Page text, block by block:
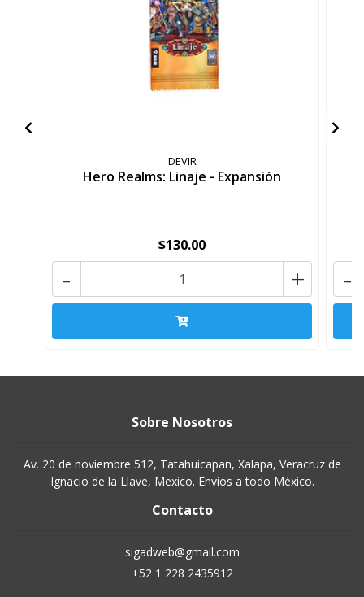
DEVIR
Hero Realms: Linaje - Expansión
$130.00
+
- -
Sobre Nosotros
Av. 20 de noviembre 512, Tatahuicapan, Xalapa, Veracruz de
Ignacio de la Llave, Mexico. Envíos a todo México.
Contacto
sigadweb@gmail.com
+52 1 228 2435912